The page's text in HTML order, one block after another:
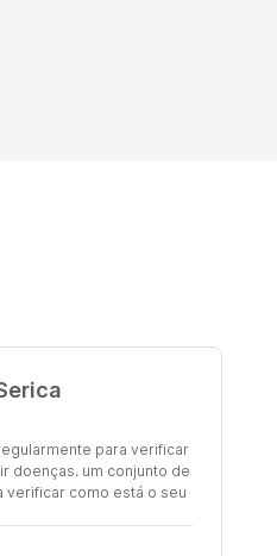
para verificar
doenças. um conjunto de
verificar como está o seu